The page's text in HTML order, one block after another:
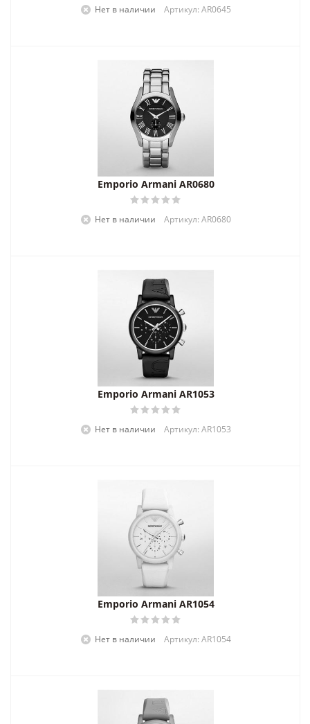
Нет в наличии Артикул: AR0645
Emporio Armani AR0680
Нет в наличии Артикул: AR0680
Emporio Armani AR1053
Нет в наличии Артикул: AR1053
Emporio Armani AR1054
Нет в наличии Артикул: AR1054